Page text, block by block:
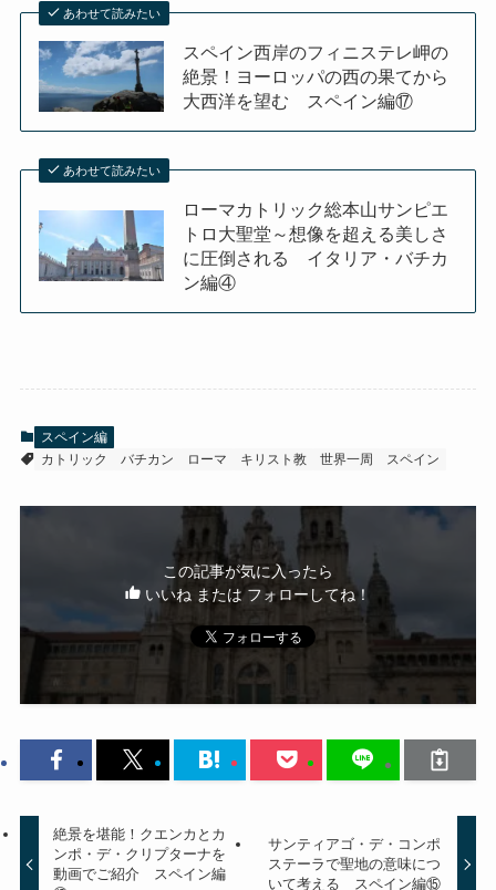
あわせて読みたい
スペイン西岸のフィニステレ岬の
絶景！ヨーロッパの西の果てから
大西洋を望む スペイン編⑰
あわせて読みたい
ローマカトリック総本山サンピエ
トロ大聖堂～想像を超える美しさ
に圧倒される イタリア・バチカ
ン編④
スペイン編
カトリック
バチカン ローマ キリスト教 世界一周 スペイン
この記事が気に入ったら
いいね または フォローしてね！
絶景を堪能！クエンカとカ
ンポ・デ・クリプターナを
動画でご紹介 スペイン編
サンティアゴ・デ・コンポ
ステーラで聖地の意味につ
いて考える スペイン編⑮